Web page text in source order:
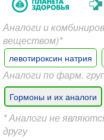
Аналоги и
веществом)*
левотироксин натрия
Аналоги по фарм.
Гормоны и их аналоги
* Аналоги не
другу